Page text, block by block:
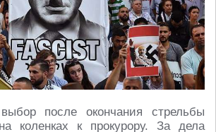
после окончания стрельбы
коленках к прокурору. За дела